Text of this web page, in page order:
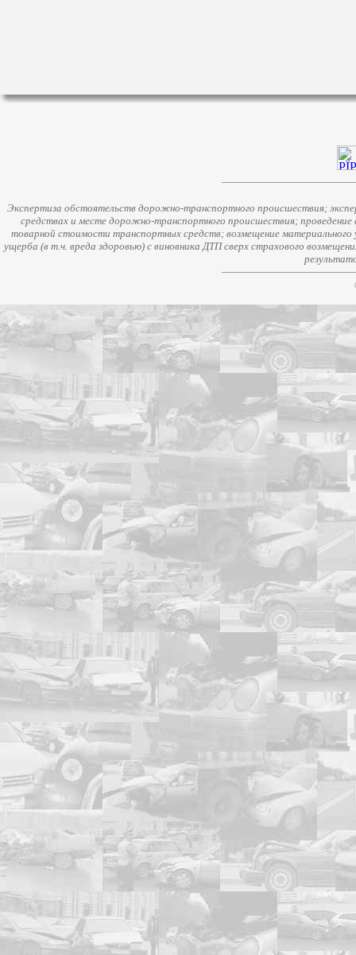
Экспертиза обстоятельств дорожно-транспортного происшествия;
средствах и месте дорожно-транспортного происшествия;
товарной стоимости транспортных средств; возмещение
ущерба (в т.ч. вреда здоровью) с виновника ДТП сверх страхового